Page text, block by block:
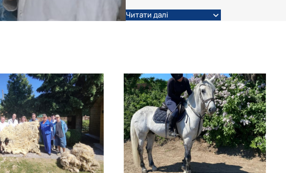
- кандидати наук, доценти – 12;
- старший викладач – 1;
- робітники по догляду за тваринами – 2;
- ветеринарний лікар – 1.
Читати далі